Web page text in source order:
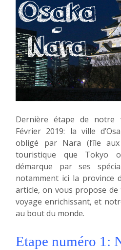
Dernière étape de notre
Février 2019: la ville
obligé par Nara (l’île
touristique que Tokyo
démarque par ses
notamment ici la province
article, on vous propose de
voyage enrichissant, et
au bout du monde.
Etape numéro 1: